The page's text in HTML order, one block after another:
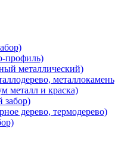
профиль)
металлический)
металл и краска)
забор)
дерево, термодерево)